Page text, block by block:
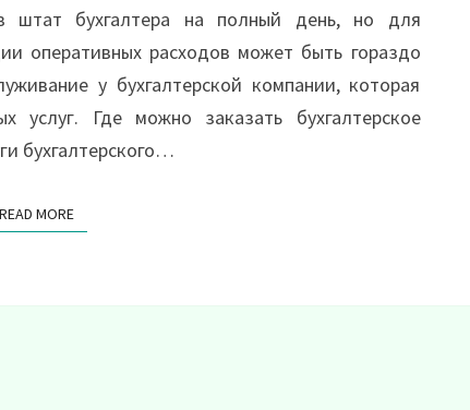
штат бухгалтера на полный день, но для
оперативных расходов может быть гораздо
у бухгалтерской компании, которая
услуг. Где можно заказать бухгалтерское
бухгалтерского…
READ MOREREAD MORE